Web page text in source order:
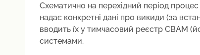
Схематично на перехідний період
надає конкретні дані про викиди (за
вводить їх у тимчасовий реєстр CBAM
системами.